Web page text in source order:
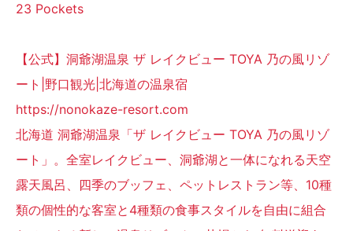
23 Pockets
【公式】洞爺湖温泉 ザ レイクビュー TOYA 乃の風リゾ
ート|野口観光|北海道の温泉宿
https://nonokaze-resort.com
北海道 洞爺湖温泉「ザ レイクビュー TOYA 乃の風リゾ
ート」。全室レイクビュー、洞爺湖と一体になれる天空
露天風呂、四季のブッフェ、ペットレストラン等、10種
類の個性的な客室と4種類の食事スタイルを自由に組合